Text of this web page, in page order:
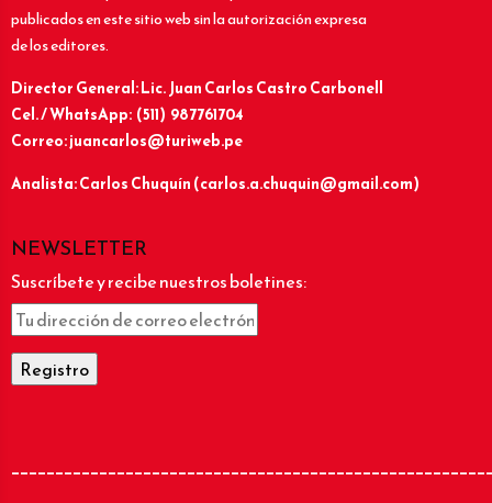
publicados en este sitio web sin la autorización expresa
de los editores.
Director General: Lic.Juan Carlos Castro Carbonell
Cel. / WhatsApp: (511) 987761704
Correo: juancarlos@turiweb.pe
Analista: Carlos Chuquín (carlos.a.chuquin@gmail.com)
NEWSLETTER
Suscríbete y recibe nuestros boletines: